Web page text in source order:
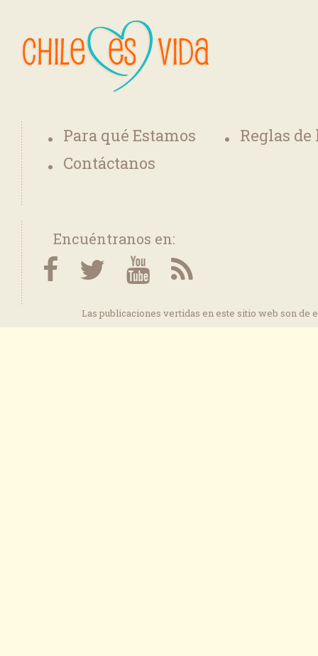
Para qué Estamos
Reglas
Contáctanos
Encuéntranos en:
Las publicaciones vertidas en este sitio web son de